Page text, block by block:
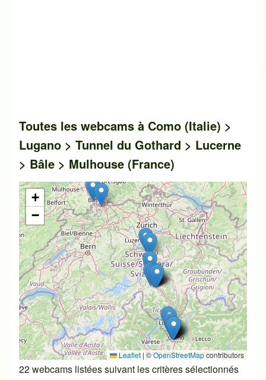
Toutes les webcams à Como (Italie) >
Lugano > Tunnel du Gothard > Lucerne
> Bâle > Mulhouse (France)
+
−
Leaflet |©OpenStreetMapcontributors
22 webcams listées suivant les critères sélectionnés